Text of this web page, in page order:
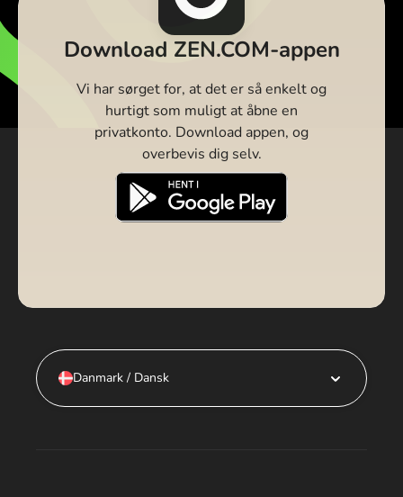
Download ZEN.COM-appen
Vi har sørget for, at det er så enkelt og
hurtigt som muligt at åbne en
privatkonto. Download appen, og
overbevis dig selv.
Danmark / Dansk